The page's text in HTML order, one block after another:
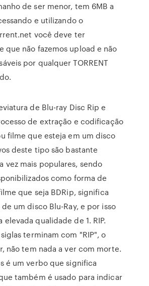
de ser menor, tem 6MB a
e utilizando o
você deve ter
que não fazemos upload e não
por qualquer TORRENT
de Blu-ray Disc Rip e
de extração e codificação
filme que esteja em um disco
deste tipo são bastante
vez mais populares, sendo
como forma de
que seja BDRip, significa
um disco Blu-Ray, e por isso
elevada qualidade de 1. RIP.
terminam com "RIP", o
não tem nada a ver com morte.
é um verbo que significa
também é usado para indicar